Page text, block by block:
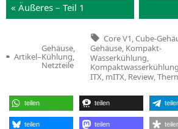
« Äuße­res – Teil 1
Veröffentlicht
Artikel–
Gehäuse,
Kühlung,
Netzteile
Tags:
Core V1 Cube-
Gehäuse, Kompakt-
Wasserkühlung
Kompaktwasserkühlung
ITX mITX Review,
teilen teilen
teilen teilen